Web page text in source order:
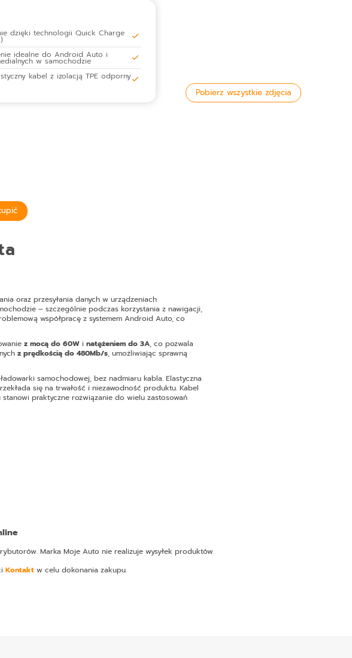
dzięki technologii Quick Charge
idealne do Android Auto i
w samochodzie
kabel z izolacją TPE odporny
Pobierz wszystkie zdjęcia
oraz przesyłania danych w urządzeniach
– szczególnie podczas korzystania z nawigacji,
współpracę z systemem Android Auto, co
z mocą do 60Wi natężeniem do 3A, co pozwala
z prędkością do 480Mb/s, umożliwiając sprawną
samochodowej, bez nadmiaru kabla. Elastyczna
się na trwałość i niezawodność produktu. Kabel
praktyczne rozwiązanie do wielu zastosowań
Marka Moje Auto nie realizuje wysyłek produktów.
Kontaktw celu dokonania zakupu.